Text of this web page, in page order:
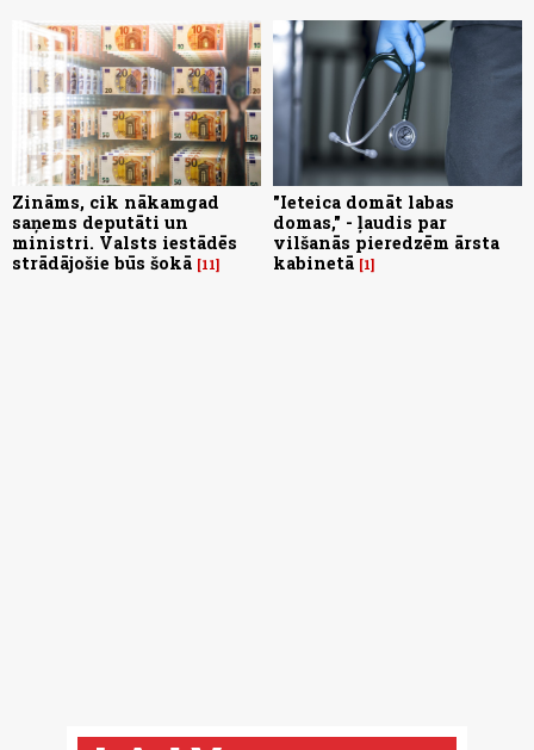
Zināms, cik nākamgad
saņems deputāti un
ministri. Valsts iestādēs
strādājošie būs šokā 11
"Ieteica domāt labas
domas," - ļaudis par
vilšanās pieredzēm ārsta
kabinetā 1